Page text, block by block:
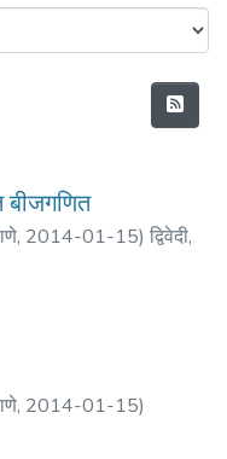
बीजगणित
, 2014-01-15) द्विवेदी,
, 2014-01-15)